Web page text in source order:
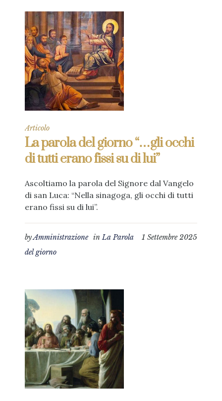
Articolo
La parola del giorno “…gli occhi
di tutti erano fissi su di lui”
Ascoltiamo la parola del Signore dal Vangelo
di san Luca: “Nella sinagoga, gli occhi di tutti
erano fissi su di lui”.
1 Settembre 2025
byAmministrazione inLa Parola
del giorno